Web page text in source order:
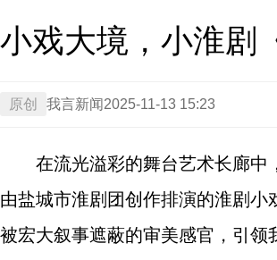
小戏大境，小淮剧
原创 我言新闻 2025-11-13 15:23
在流光溢彩的舞台艺术长廊中
由盐城市淮剧团创作排演的淮剧
被宏大叙事遮蔽的审美感官，引